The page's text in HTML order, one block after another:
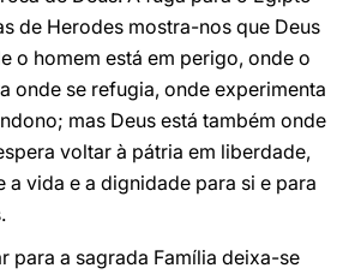
de Herodes mostra-nos que Deus
o homem está em perigo, onde o
onde se refugia, onde experimenta
mas Deus está também onde
voltar à pátria em liberdade,
a vida e a dignidade para si e para
para a sagrada Família deixa-se